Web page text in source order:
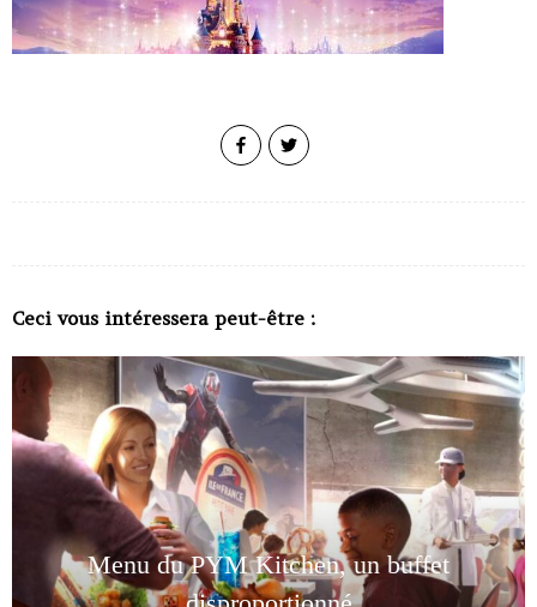
Ceci vous intéressera peut-être :
Menu du PYM Kitchen, un buffet